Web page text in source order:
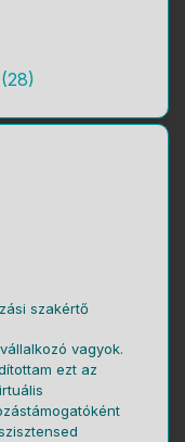
szakértő
vagyok.
ezt az